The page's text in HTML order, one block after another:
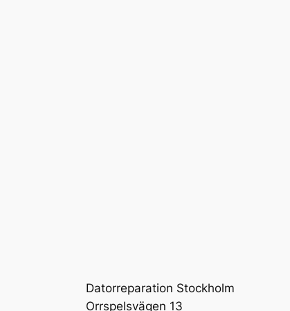
Datorreparation Stockholm
Orrspelsvägen 13